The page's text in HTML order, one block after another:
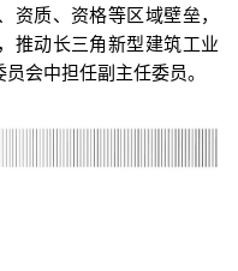
质、资格等区域壁垒，
推动长三角新型建筑工业
会中担任副主任委员。